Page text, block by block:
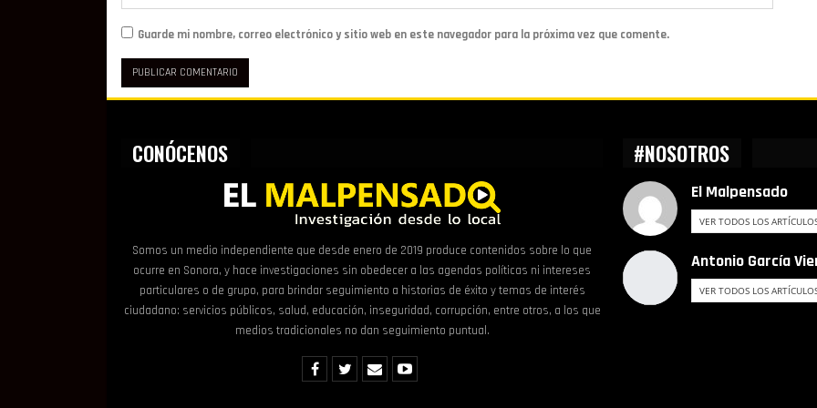
Guarde mi nombre, correo electrónico y sitio web en este navegador para la próxima vez que comente.
CONÓCENOS
Somos un medio independiente que desde enero de 2019 produce contenidos sobre lo que
ocurre en Sonora, y hace investigaciones sin obedecer a las agendas políticas ni intereses
particulares o de grupo, para brindar seguimiento a historias de éxito y temas de interés
ciudadano: servicios públicos, salud, educación, inseguridad, corrupción, entre otros, a los que
medios tradicionales no dan seguimiento puntual.
#NOSOTROS
El Malpensado
VER TODOS LOS
Antonio García
VER TODOS LOS